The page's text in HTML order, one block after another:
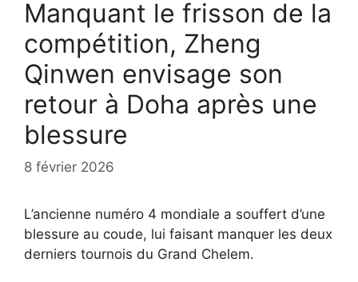
Manquant le frisson de la
compétition, Zheng
Qinwen envisage son
retour à Doha après une
blessure
8 février 2026
L’ancienne numéro 4 mondiale a souffert d’une
blessure au coude, lui faisant manquer les deux
derniers tournois du Grand Chelem.